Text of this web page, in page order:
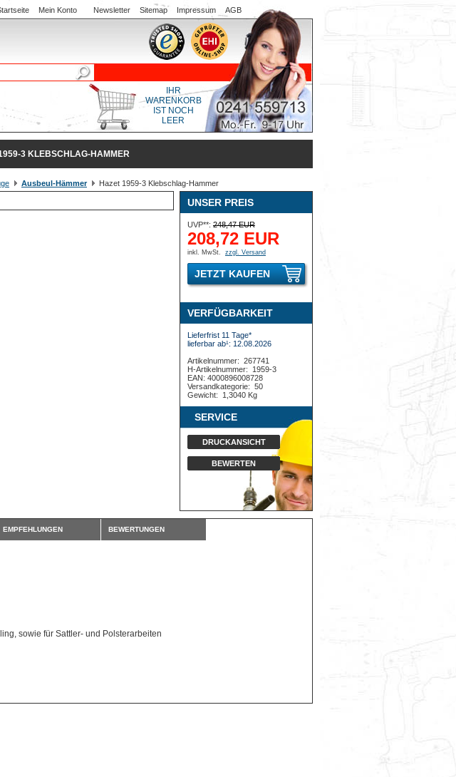
Mein Konto Newsletter Sitemap Impressum AGB
IHR
WARENKORB
IST NOCH
LEER
3 KLEBSCHLAG-HAMMER
Ausbeul-Hämmer Hazet 1959-3 Klebschlag-Hammer
UNSER PREIS
UVP**: 248,47 EUR
208,72 EUR
inkl. MwSt. zzgl. Versand
JETZT KAUFEN
VERFÜGBARKEIT
Lieferfrist 11 Tage*
lieferbar ab¹: 12.08.2026
Artikelnummer: 267741
H-Artikelnummer:
1959-3
EAN: 4000896008728
Versandkategorie: 50
Gewicht:
1,3040 Kg
SERVICE
DRUCKANSICHT
BEWERTEN
EMPFEHLUNGEN BEWERTUNGEN
sowie für Sattler- und Polsterarbeiten